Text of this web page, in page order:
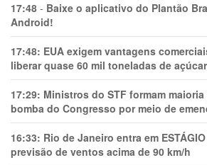
17:48 - Baixe o aplicativo do Plantão
Android!
17:48: EUA exigem vantagens
liberar quase 60 mil toneladas de açúcar
17:29: Ministros do STF formam
bomba do Congresso por meio de
16:33: Rio de Janeiro entra em
previsão de ventos acima de 90 km/h